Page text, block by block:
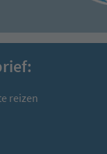
reizen